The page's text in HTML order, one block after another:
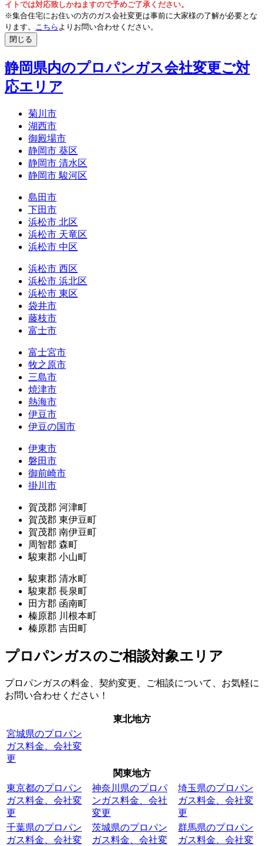
イトでは対応致しかねますので予めご了承ください。
※集合住宅にお住いの方のガス会社変更は事前に大家様の了解が必要とな
ります。
こちら よりお問い合わせください。
閉じる
静岡県内のプロパンガス会社変更ご対
応エリア
菊川市
湖西市
御殿場市
静岡市 葵区
静岡市 清水区
静岡市 駿河区
島田市
下田市
浜松市 北区
浜松市 天竜区
浜松市 中区
浜松市 西区
浜松市 浜北区
浜松市 東区
袋井市
藤枝市
富士市
富士宮市
牧之原市
三島市
焼津市
熱海市
伊豆市
伊豆の国市
伊東市
磐田市
御前崎市
掛川市
賀茂郡 河津町
賀茂郡 東伊豆町
賀茂郡 南伊豆町
周智郡 森町
駿東郡 小山町
駿東郡 清水町
駿東郡 長泉町
田方郡 函南町
榛原郡 川根本町
榛原郡 吉田町
プロパンガスのご相談対象エリア
プロパンガスの料金、契約変更、ご相談について、お気軽に
お問い合わせください！
東北地方
宮城県のプロパン
ガス料金、会社変
更
関東地方
東京都のプロパン
ガス料金、会社変
更
神奈川県のプロパ
ンガス料金、会社
変更
埼玉県のプロパン
ガス料金、会社変
更
千葉県のプロパン
ガス料金、会社変
茨城県のプロパン
ガス料金、会社変
群馬県のプロパン
ガス料金、会社変